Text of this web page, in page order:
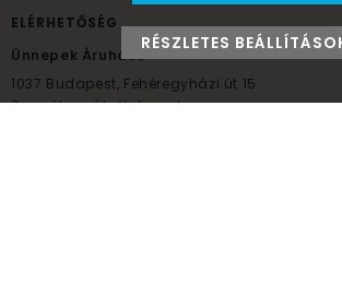
ELÉRHETŐSÉG
Ünnepek Áruháza
1037 Budapest, Fehéregyházi út 15.
Személyes átvételi pont
RÉSZLETES